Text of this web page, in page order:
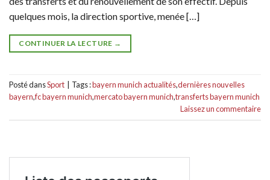
quelques mois, la direction sportive, menée […]
CONTINUER LA LECTURE →
Posté dansSport Tags :bayern munich actualités,dernières nouvelles
bayern,fc bayern munich,mercato bayern munich,transferts bayern munich
Laissez un commentaire